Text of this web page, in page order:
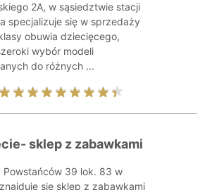
2A, w sąsiedztwie stacji
specjalizuje się w sprzedaży
obuwia dziecięcego,
wybór modeli
do różnych ...
sklep z zabawkami
Powstańców 39 lok. 83 w
się sklep z zabawkami